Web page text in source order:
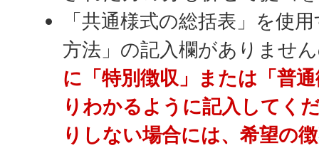
「共通様式の総括表」を使
方法」の記入欄がありませ
に「特別徴収」または「普
りわかるように記入してく
りしない場合には、希望の